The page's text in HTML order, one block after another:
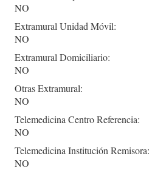
NO
Extramural Unidad Móvil:
NO
Extramural Domiciliario:
NO
Otras Extramural:
NO
Telemedicina Centro Referencia:
NO
Telemedicina Institución Remisora:
NO